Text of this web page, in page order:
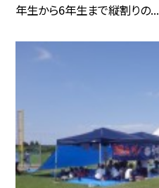
年生から6年生まで縦割りの...